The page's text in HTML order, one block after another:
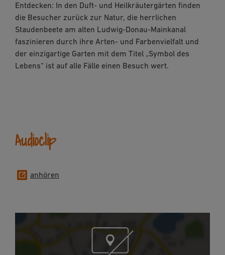
Entdecken: In den Duft- und Heilkräutergärten finden
die Besucher zurück zur Natur, die herrlichen
Staudenbeete am alten Ludwig-Donau-Mainkanal
faszinieren durch ihre Arten- und Farbenvielfalt und
der einzigartige Garten mit dem Titel „Symbol des
Lebens“ ist auf alle Fälle einen Besuch wert.
Audioclip
anhören